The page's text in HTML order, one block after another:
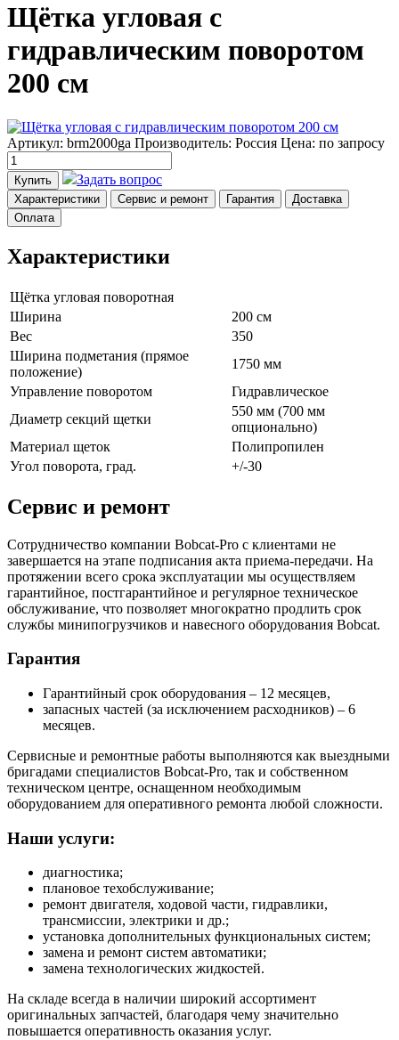
Щётка угловая с
гидравлическим поворотом
200 см
Артикул: brm2000ga Производитель: Россия Цена: по запросу
Купить Задать вопрос
Характеристики Сервис и ремонт Гарантия
Доставка
Оплата
Характеристики
Щётка угловая поворотная
Ширина
200 см
Вес
350
Ширина подметания (прямое
положение)
1750 мм
Управление поворотом
Гидравлическое
Диаметр секций щетки
550 мм (700 мм
опционально)
Материал щеток
Полипропилен
Угол поворота, град.
+/-30
Сервис и ремонт
Сотрудничество компании Bobcat-Pro с клиентами не
завершается на этапе подписания акта приема-передачи. На
протяжении всего срока эксплуатации мы осуществляем
гарантийное, постгарантийное и регулярное техническое
обслуживание, что позволяет многократно продлить срок
службы минипогрузчиков и навесного оборудования Bobcat.
Гарантия
Гарантийный срок оборудования – 12 месяцев,
запасных частей (за исключением расходников) – 6
месяцев.
Сервисные и ремонтные работы выполняются как выездными
бригадами специалистов Bobcat-Pro, так и собственном
техническом центре, оснащенном необходимым
оборудованием для оперативного ремонта любой сложности.
Наши услуги:
диагностика;
плановое техобслуживание;
ремонт двигателя, ходовой части, гидравлики,
трансмиссии, электрики и др.;
установка дополнительных функциональных систем;
замена и ремонт систем автоматики;
замена технологических жидкостей.
На складе всегда в наличии широкий ассортимент
оригинальных запчастей, благодаря чему значительно
повышается оперативность оказания услуг.